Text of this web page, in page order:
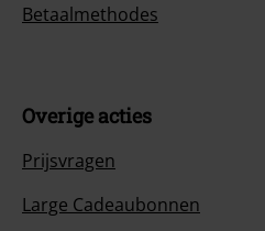
Betaalmethodes
Overige acties
Prijsvragen
Large Cadeaubonnen